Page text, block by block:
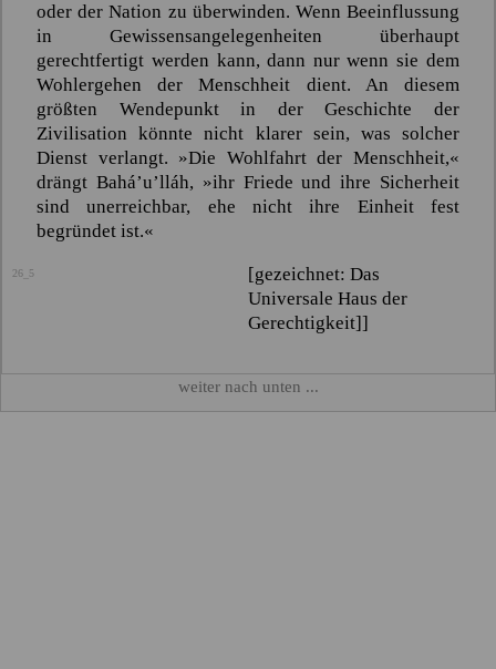
oder der Nation zu überwinden. Wenn Beeinflussung
in Gewissensangelegenheiten überhaupt
gerechtfertigt werden kann, dann nur wenn sie dem
Wohlergehen der Menschheit dient. An diesem
größten Wendepunkt in der Geschichte der
Zivilisation könnte nicht klarer sein, was solcher
Dienst verlangt. »Die Wohlfahrt der Menschheit,«
drängt Bahá’u’lláh, »ihr Friede und ihre Sicherheit
sind unerreichbar, ehe nicht ihre Einheit fest
begründet ist.«
26_5
[gezeichnet: Das
Universale Haus der
Gerechtigkeit]]
weiter nach unten ...